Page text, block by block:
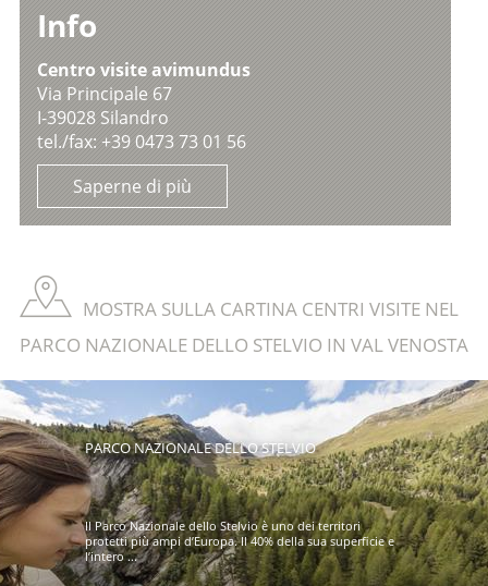
Info
Centro visite avimundus
Via Principale 67
I-39028 Silandro
tel./fax: +39 0473 73 01 56
Saperne di più
MOSTRA SULLA CARTINA CENTRI VISITE NEL
PARCO NAZIONALE DELLO STELVIO IN VAL VENOSTA
PARCO NAZIONALE DELLO STELVIO
Il Parco Nazionale dello Stelvio è uno dei territori
protetti più ampi d’Europa. Il 40% della sua superficie e
l’intero ...